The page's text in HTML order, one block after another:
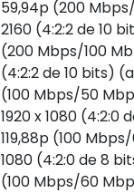
59,94p (200
2160 (4:2:2 de 10
(200 Mbps/100
(4:2:2 de 10 bits)
(100 Mbps/50
1920 x 1080
119,88p (100
1080 (4:2:0 de 8
(100 Mbps/60